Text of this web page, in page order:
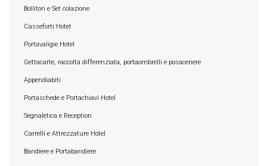
Bollitori e Set colazione
Casseforti Hotel
Portavaligie Hotel
Gettacarte, raccolta differenziata, portaombrelli e posacenere
Appendiabiti
Portaschede e Portachiavi Hotel
Segnaletica e Reception
Carrelli e Attrezzature Hotel
Bandiere e Portabandiere